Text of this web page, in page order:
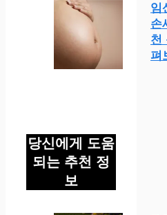
임
손
천
펴
당신에게 도움
되는 추천 정
보